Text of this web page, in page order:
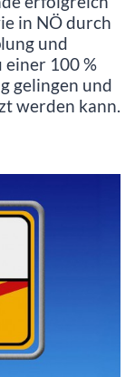
in NÖ durch
und
100 %
gelingen und
werden kann.